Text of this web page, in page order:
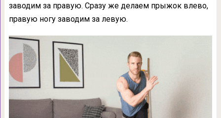
заводим за правую. Сразу же делаем прыжок влево,
правую ногу заводим за левую.